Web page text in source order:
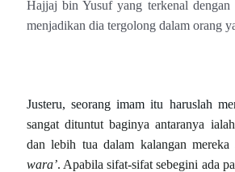
Hajjaj bin Yusuf yang terkenal dengan
menjadikan dia tergolong dalam orang
Justeru, seorang imam itu haruslah
sangat dituntut baginya antaranya
dan lebih tua dalam kalangan mereka
wara’. Apabila sifat-sifat sebegini ada